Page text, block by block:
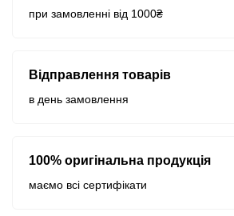
при замовленні від 1000₴
Відправлення товарів
в день замовлення
100% оригінальна продукція
маємо всі сертифікати